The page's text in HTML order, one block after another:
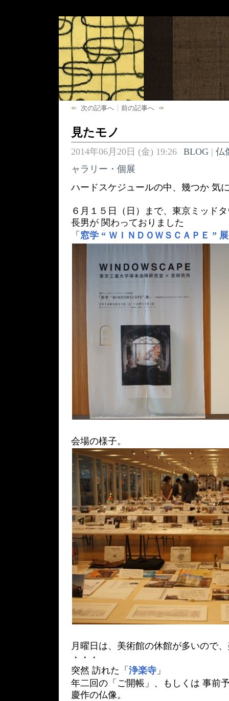
次の記事へ 前の記事へ
見たモノ
2014年06月20日 (金) 19:26 BLOG| 仏
ャラリー・個展
ハードスケジュールの中、幾つか 気
６月１５日（日）まで、東京ミッド
長男が 関わっておりました
「 窓学 “ ＷＩＮＤＯＷＳＣＡＰＥ ” 展
会場の様子。
月曜日は、美術館の休館が多いので
・・・
突然 訪れた「 浄楽寺 」
年二回の「ご開帳」、もしくは 事前
慶作の仏像。